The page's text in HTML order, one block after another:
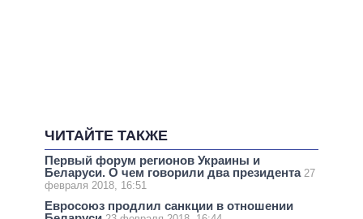
ЧИТАЙТЕ ТАКЖЕ
Первый форум регионов Украины и
Беларуси. О чем говорили два президента 27
февраля 2018, 16:51
Евросоюз продлил санкции в отношении